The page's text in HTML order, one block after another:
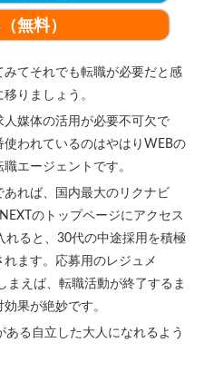
無料）
てそれでも転職が必要だと感
りましょう。
媒体の活用が必要不可欠で
われているのはやはりWEBの
エージェントです。
れば、国内最大のリクナビ
のトップページにアクセス
れると、30代の中途採用を積極
ます。応募用のレジュメ
まえば、転職活動が終了するま
果が絶妙です。
る自立した大人になれるよう